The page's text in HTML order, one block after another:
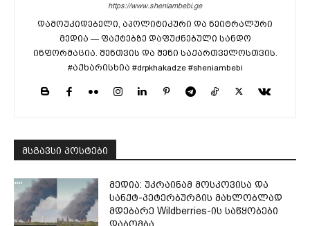
https://www.sheniambebi.ge
დამოუკიდებელი, აპოლიტიკური და ნეიტრალური
მედია — ფაქტებზე დაფუძნებული სანდო
ინფორმაცია. შენთვის და შენი საქართველოსთვის.
#აქხარისხია #drpkhakadze #sheniambebi
მსგავსი პოსტები
მედია: უკრაინამ მოსკოვისა და
სანქტ-პეტერბურგის მახლობლად
მდებარე Wildberries-ის საწყობები
დაბომბა